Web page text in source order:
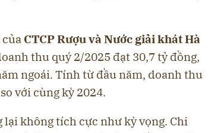
của CTCP Rượu và Nước giải khát Hà
thu quý 2/2025 đạt 30,7 tỷ đồng,
ngoái. Tính từ đầu năm, doanh thu
với cùng kỳ 2024.
không tích cực như kỳ vọng. Chi